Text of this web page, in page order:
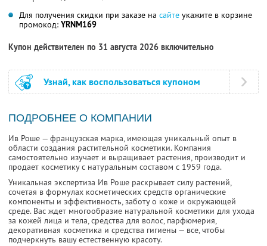
Для получения скидки при заказе на сайте укажите в корзине
промокод: YRNM169
Купон действителен по 31 августа 2026 включительно
Узнай, как воспользоваться купоном
ПОДРОБНЕЕ О КОМПАНИИ
Ив Роше — французская марка, имеющая уникальный опыт в
области создания растительной косметики. Компания
самостоятельно изучает и выращивает растения, производит и
продает косметику с натуральным составом с 1959 года.
Уникальная экспертиза Ив Роше раскрывает силу растений,
сочетая в формулах косметических средств органические
компоненты и эффективность, заботу о коже и окружающей
среде. Вас ждет многообразие натуральной косметики для ухода
за кожей лица и тела, средства для волос, парфюмерия,
декоративная косметика и средства гигиены — все, чтобы
подчеркнуть вашу естественную красоту.